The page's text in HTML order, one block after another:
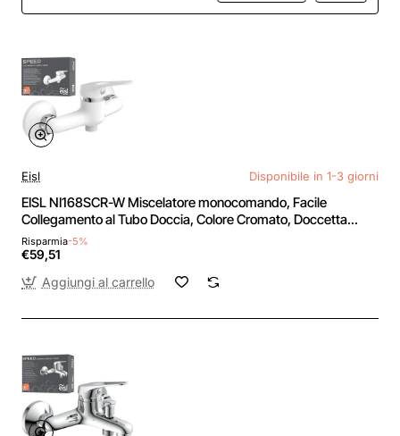
Eisl Disponibile in 1-3 giorni
EISL NI168SCR-W Miscelatore monocomando, Facile
Collegamento al Tubo Doccia, Colore Cromato, Doccetta
Speed Bianco - Miscelatore Doccia Speed Bianco
Risparmia-5%
€59,51
Aggiungi al carrello